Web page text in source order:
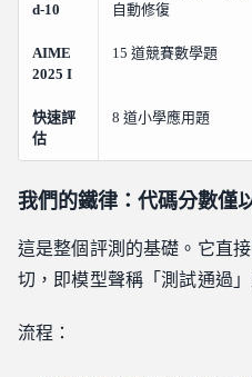
d-10
自動修復
AIME
2025 I
15 道競賽數學題
快速評
估
8 道小學應用題
我們的鐵律：代碼分數僅
這是整個評測的基礎。它直
切，即模型聲稱「測試通過
流程：